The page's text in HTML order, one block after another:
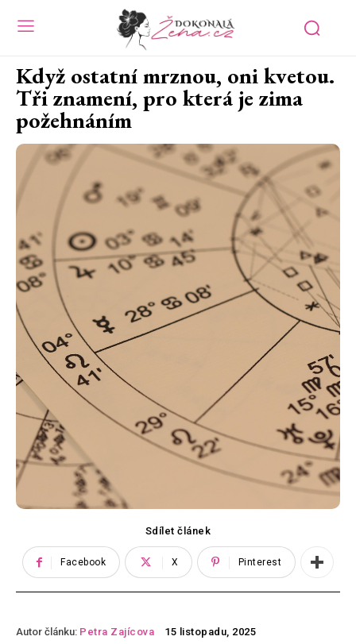
Když ostatní mrznou, oni kvetou.
Tři znamení, pro která je zima
požehnáním
Sdílet článek
Facebook X Pinterest
Autor článku: Petra Zajícova 15 listopadu, 2025